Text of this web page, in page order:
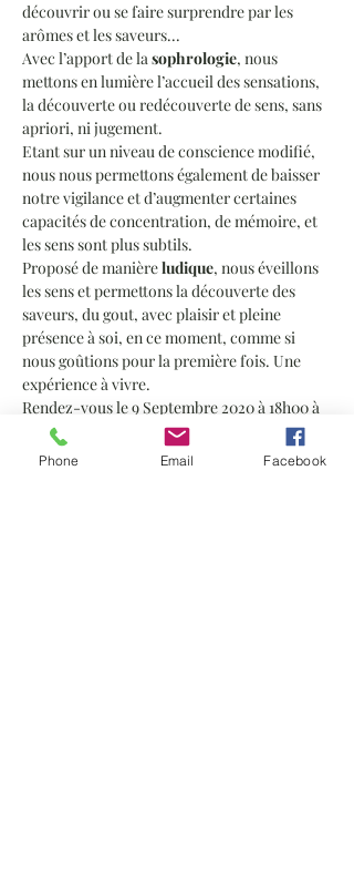
découvrir ou se faire surprendre par les
arômes et les saveurs...
Avec l’apport de la sophrologie, nous
mettons en lumière l’accueil des sensations,
la découverte ou redécouverte de sens, sans
apriori, ni jugement.
Etant sur un niveau de conscience modifié,
nous nous permettons également de baisser
notre vigilance et d’augmenter certaines
capacités de concentration, de mémoire, et
les sens sont plus subtils.
Proposé de manière ludique, nous éveillons
les sens et permettons la découverte des
saveurs, du gout, avec plaisir et pleine
présence à soi, en ce moment, comme si
nous goûtions pour la première fois. Une
expérience à vivre.
Rendez-vous le 9 Septembre 2020 à 18h00 à
l'Hpulus Brewpub, 8 rue Coullot, dans le
centre de Montpellier.
Phone Email Facebook